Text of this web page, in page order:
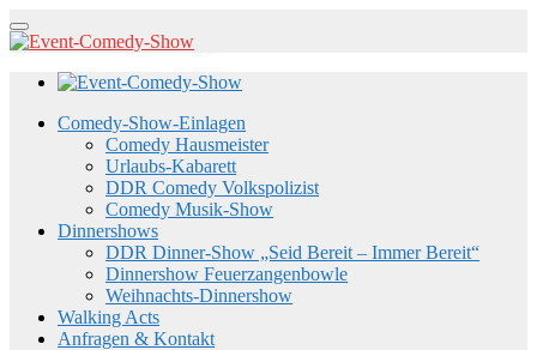
Comedy-Show-Einlagen
Comedy Hausmeister
Urlaubs-Kabarett
DDR Comedy Volkspolizist
Comedy Musik-Show
Dinnershows
DDR Dinner-Show „Seid Bereit – Immer Bereit“
Dinnershow Feuerzangenbowle
Weihnachts-Dinnershow
Walking Acts
Anfragen & Kontakt